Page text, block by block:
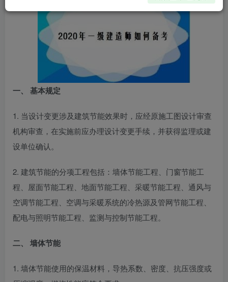
一、 基本规定
1. 当设计变更涉及建筑节能效果时，应经原施工图设计审查
机构审查，在实施前应办理设计变更手续，并获得监理或建
设单位确认。
2. 建筑节能的分项工程包括：墙体节能工程、门窗节能工
程、屋面节能工程、地面节能工程、采暖节能工程、通风与
空调节能工程、空调与采暖系统的冷热源及管网节能工程、
配电与照明节能工程、监测与控制节能工程。
二、 墙体节能
1. 墙体节能使用的保温材料，导热系数、密度、抗压强度或